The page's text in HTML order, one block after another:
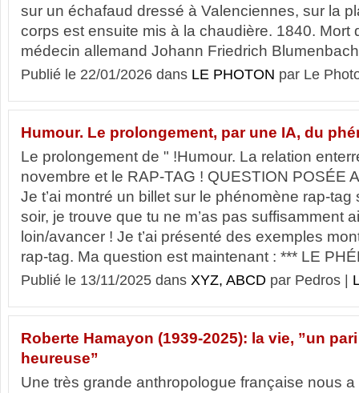
sur un échafaud dressé à Valenciennes, sur la
corps est ensuite mis à la chaudière. 1840. Mort
médecin allemand Johann Friedrich
Publié le 22/01/2026 dans LE PHOTON par Le
Humour. Le prolongement, par une IA, du
Le prolongement de " !Humour. La relation
novembre et le RAP-TAG ! QUESTION POSÉE
Je t’ai montré un billet sur le phénomène rap-tag
soir, je trouve que tu ne m’as pas suffisamment
loin/avancer ! Je t’ai présenté des exemples
rap-tag. Ma question est maintenant : *** LE
Publié le 13/11/2025 dans XYZ, ABCD par Pedros |
Roberte Hamayon (1939-2025): la vie, ”un
heureuse”
Une très grande anthropologue française nous